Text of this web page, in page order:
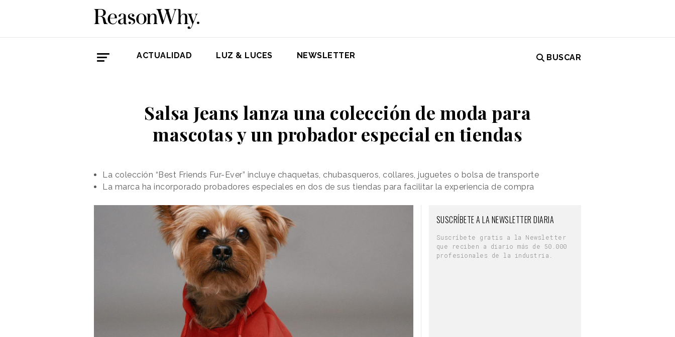
ACTUALIDAD LUZ & LUCES NEWSLETTER BUSCAR
Salsa Jeans lanza una colección de moda para
mascotas y un probador especial en tiendas
La colección “Best Friends Fur-Ever” incluye chaquetas, chubasqueros, collares, juguetes o bolsa de transporte
La marca ha incorporado probadores especiales en dos de sus tiendas para facilitar la experiencia de compra
SUSCRÍBETE A LA NEWSLETTER DIARIA
Suscríbete gratis a la Newsletter
que reciben a diario más de 50.000
profesionales de la industria.